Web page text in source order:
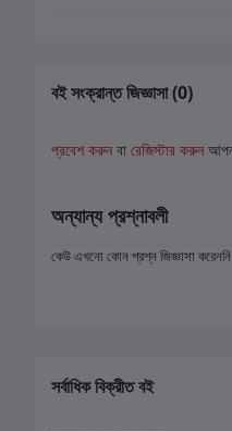
বই সংক্রান্ত জিজ্ঞাসা (0)
প্রবেশ করুন বা রেজিস্টার করুন
অন্যান্য প্রশ্নাবলী
কেউ এখনো কোন প্রশ্ন জিজ্ঞাসা করেননি
সর্বাধিক বিক্রীত বই